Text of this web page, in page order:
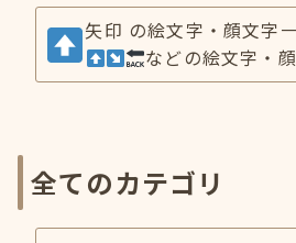
矢印 の絵文字・顔文字
などの絵文字・
全てのカテゴリ